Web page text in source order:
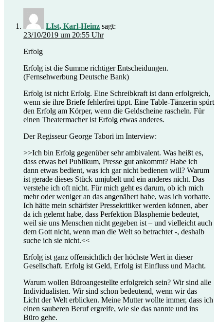
LIst, Karl-Heinz sagt:
23/10/2019 um 20:55 Uhr
Erfolg
Erfolg ist die Summe richtiger Entscheidungen.
(Fernsehwerbung Deutsche Bank)
Erfolg ist nicht Erfolg. Eine Schreibkraft ist dann erfolgreich,
wenn sie ihre Briefe fehlerfrei tippt. Eine Table-Tänzerin spürt
den Erfolg am Körper, wenn die Geldscheine rascheln. Für
einen Theatermacher ist Erfolg etwas anderes.
Der Regisseur George Tabori im Interview:
>>Ich bin Erfolg gegenüber sehr ambivalent. Was heißt es,
dass etwas bei Publikum, Presse gut ankommt? Habe ich
dann etwas bedient, was ich gar nicht bedienen will? Warum
ist gerade dieses Stück umjubelt und ein anderes nicht. Das
verstehe ich oft nicht. Für mich geht es darum, ob ich mich
mehr oder weniger an das angenähert habe, was ich vorhatte.
Ich hätte mein schärfster Pressekritiker werden können, aber
da ich gelernt habe, dass Perfektion Blasphemie bedeutet,
weil sie uns Menschen nicht gegeben ist – und vielleicht auch
dem Gott nicht, wenn man die Welt so betrachtet -, deshalb
suche ich sie nicht.<<
Erfolg ist ganz offensichtlich der höchste Wert in dieser
Gesellschaft. Erfolg ist Geld, Erfolg ist Einfluss und Macht.
Warum wollen Büroangestellte erfolgreich sein? Wir sind alle
Individualisten. Wir sind schon bedeutend, wenn wir das
Licht der Welt erblicken. Meine Mutter wollte immer, dass ich
einen sauberen Beruf ergreife, wie sie das nannte und ins
Büro gehe.